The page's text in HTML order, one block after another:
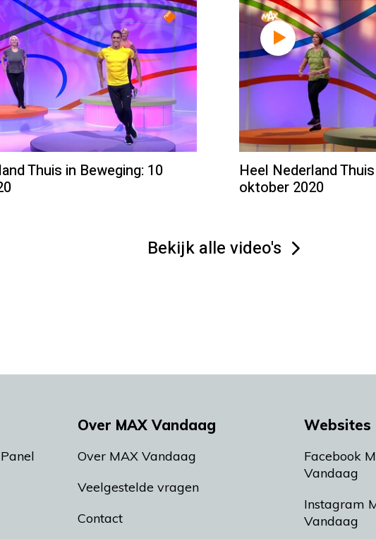
Thuis in Beweging: 10
Heel Nederland
oktober 2020
Bekijk alle video's
Over MAX Vandaag
Over MAX Vandaag
Veelgestelde vragen
Contact
Websites
Facebook
Vandaag
Instagram
Vandaag